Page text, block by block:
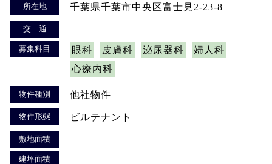
所在地 千葉県千葉市中央区富士見2-23-8
交 通
募集科目 眼科 皮膚科 泌尿器科
婦人科
心療内科
物件種別 他社物件
物件形態 ビルテナント
敷地面積
建坪面積